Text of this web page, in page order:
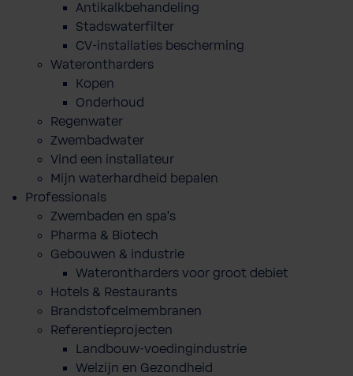
Antikalkbehandeling
Stadswaterfilter
CV-installaties bescherming
Waterontharders
Kopen
Onderhoud
Regenwater
Zwembadwater
Vind een installateur
Mijn waterhardheid bepalen
Professionals
Zwembaden en spa's
Pharma & Biotech
Gebouwen & industrie
Waterontharders voor groot debiet
Hotels & Restaurants
Brandstofcelmembranen
Referentieprojecten
Landbouw-voedingindustrie
Welzijn en Gezondheid